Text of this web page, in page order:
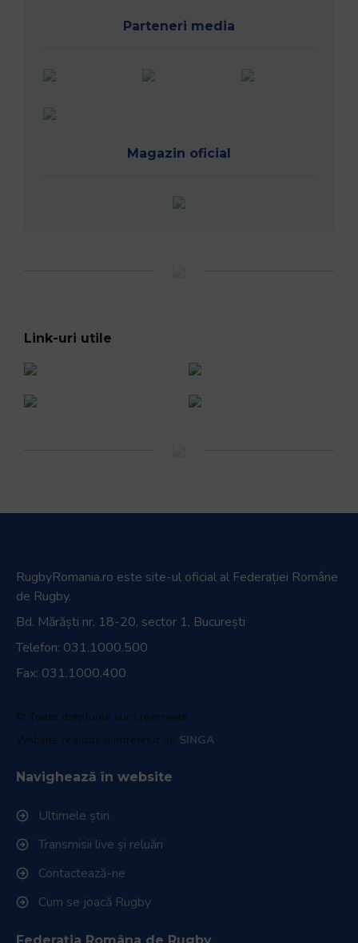
Parteneri media
Magazin oficial
Link-uri utile
RugbyRomania.ro este site-ul oficial al Federației Române
de Rugby.
Bd. Mărăști nr. 18-20, sector 1, București
Telefon: 031.1000.500
Fax: 031.1000.400
© Toate drepturile sunt rezervate.
Website realizat și întreținut de SINGA
Navighează în website
Ultimele știri
Transmisii live și reluări
Contactează-ne
Cum se joacă Rugby
Federația Româna de Rugby